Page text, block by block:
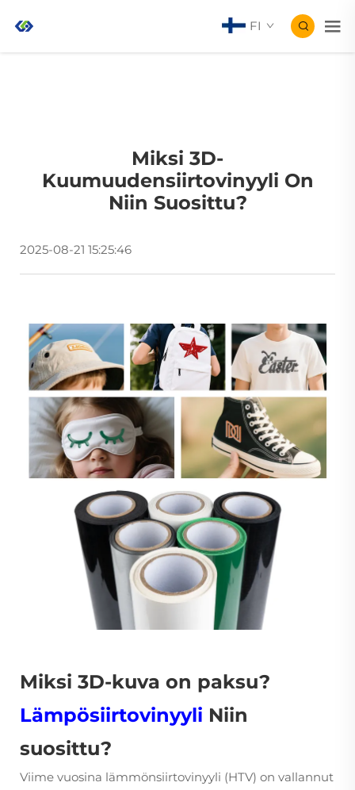
FI
Miksi 3D-
Kuumuudensiirtovinyyli On
Niin Suosittu?
2025-08-21 15:25:46
Miksi 3D-kuva on paksu?
Lämpösiirtovinyyli Niin
suosittu?
Viime vuosina lämmönsiirtovinyyli (HTV) on vallannut